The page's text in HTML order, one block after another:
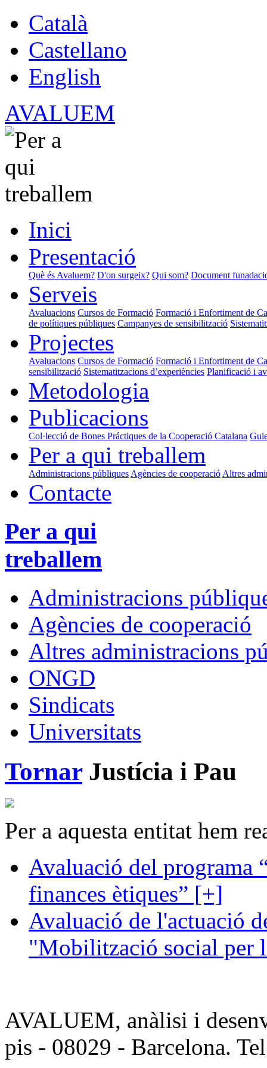
Català
Castellano
English
AVALUEM
Inici
Presentació
Què és Avaluem? D'on surgeix? Qui som? Document
Serveis
Avaluacions Cursos de Formació Formació i Enfortiment de
de polítiques públiques Campanyes de sensibilització
Projectes
Avaluacions Cursos de Formació Formació i Enfortiment de
sensibilització Sistematitzacions d’experiències Planificació i
Metodologia
Publicacions
Col·lecció de Bones Práctiques de la Cooperació Catalana
Per a qui treballem
Administracions públiques Agències de cooperació Altres
Contacte
Per a qui
treballem
Administracions
Agències de cooperació
Altres administracions
ONGD
Sindicats
Universitats
TornarJustícia i Pau
Per a aquesta entitat hem
Avaluació del programa
finances ètiques” [+]
Avaluació de l'actuació
"Mobilització social per
AVALUEM, anàlisi i
pis - 08029 - Barcelona.